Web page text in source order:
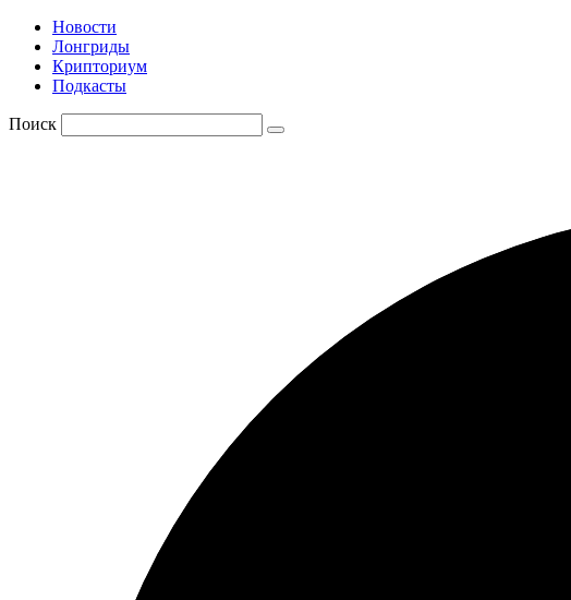
Новости
Лонгриды
Крипториум
Подкасты
Поиск